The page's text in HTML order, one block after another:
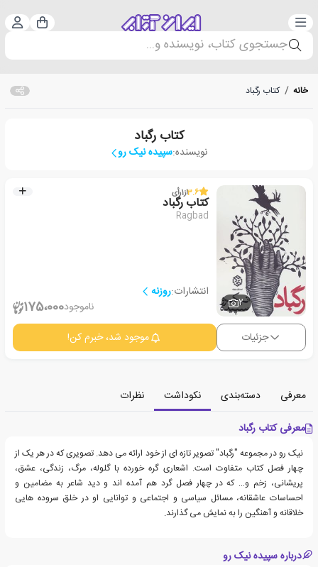
دسته‌بندی سبد
جستجوی کتاب، نویسنده و...
خانه / کتاب رگباد
کتاب رگباد
نویسنده:سپیده نیک رو
2
3.6از1رأی
کتاب رگباد
Ragbad
انتشارات:روزنه
ناموجود175،000
جزئیات موجود شد، خبرم کن!
معرفی دسته‌بندی نکوداشت
نظرات
معرفی کتاب رگباد
نیک رو در مجموعه "رگباد" تصویر تازه ای از خود ارائه می دهد. تصویری که در هر یک از
چهار فصل کتاب متفاوت است. اشعاری گره خورده با گلوله، مرگ، زندگی، عشق،
پریشانی، زخم و… که در چهار فصل گرد هم آمده اند و دید شاعر به مضامین و
احساسات عاشقانه، مسائل سیاسی و اجتماعی و توانایی او در خلق سروده هایی
خلاقانه و آهنگین را به نمایش می گذارند.
درباره سپیده نیک رو